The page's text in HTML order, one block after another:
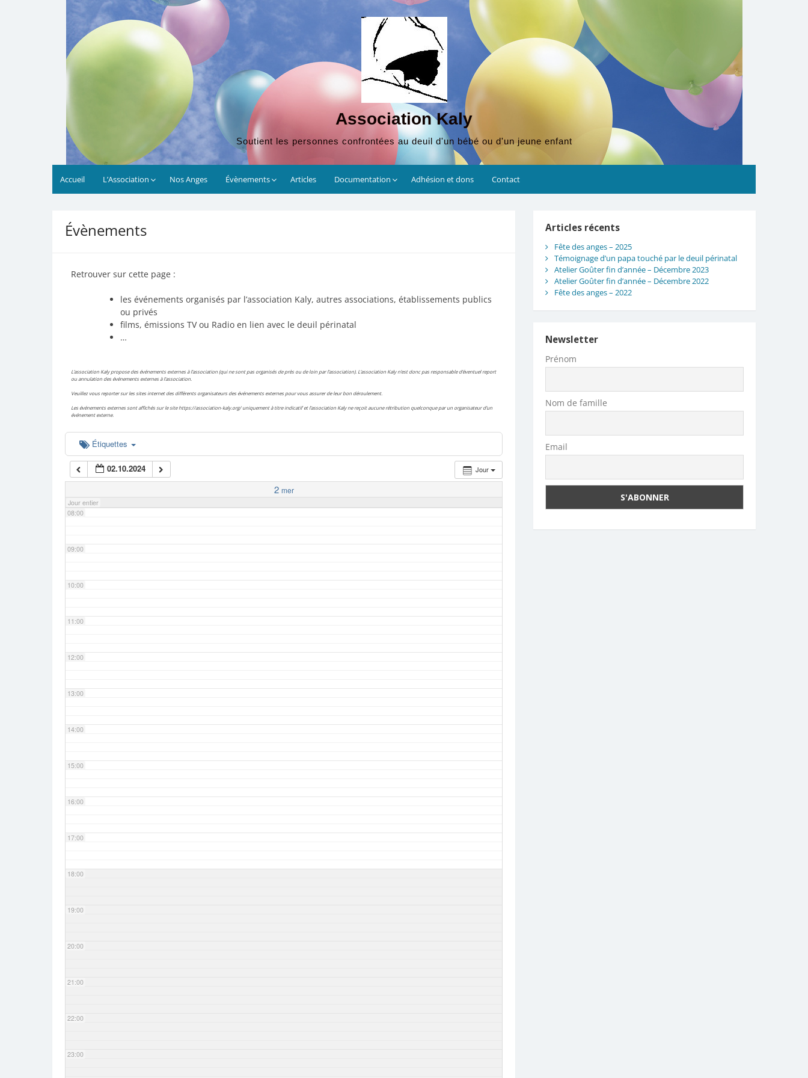
Association Kaly
Soutient les personnes confrontées au deuil d'un bébé ou d'un jeune enfant
Accueil L’Association Nos Anges Évènements Articles Documentation Adhésion et dons Contact
Évènements
Retrouver sur cette page :
les événements organisés par l’association Kaly, autres associations, établissements publics
ou privés
films, émissions TV ou Radio en lien avec le deuil périnatal
…
L’association Kaly propose des événements externes à l’association (qui ne sont pas organisés de près ou de loin par l’association). L’association Kaly n’est donc pas responsable d’éventuel report
ou annulation des événements externes à l’association.
Veuillez vous reporter sur les sites internet des différents organisateurs des événements externes pour vous assurer de leur bon déroulement.
Les événements externes sont affichés sur le site https://association-kaly.org/ uniquement à titre indicatif et l’association Kaly ne reçoit aucune rétribution quelconque par un organisateur d’un
événement externe.
Étiquettes
Jour
02.10.2024
2 mer
Jour entier
00:00
04:00
05:00
06:00
07:00
08:00
09:00
10:00
11:00
12:00
13:00
14:00
15:00
16:00
17:00
18:00
19:00
20:00
21:00
22:00
23:00
Articles récents
Fête des anges – 2025
Témoignage d’un papa touché par le deuil périnatal
Atelier Goûter fin d’année – Décembre 2023
Atelier Goûter fin d’année – Décembre 2022
Fête des anges – 2022
Newsletter
Prénom
Nom de famille
Email